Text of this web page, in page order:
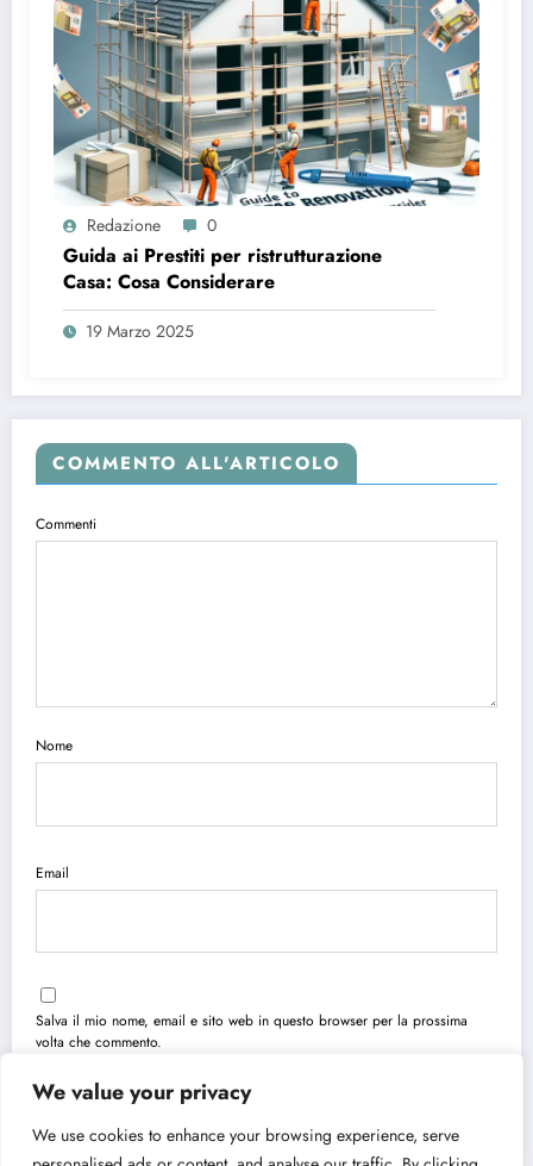
We value your privacy
We use cookies to enhance your browsing experience, serve
Redazione 0
Guida ai Prestiti per ristrutturazione
Casa: Cosa Considerare
19 Marzo 2025
COMMENTO ALL'ARTICOLO
Commenti
Nome
Email
Salva il mio nome, email e sito web in questo browser per la prossima
volta che commento.